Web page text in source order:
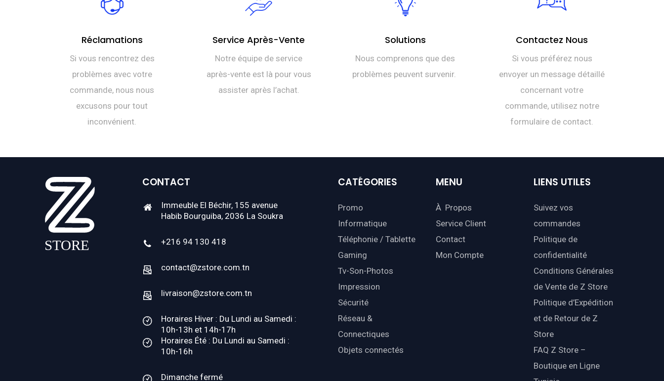
Réclamations
Si vous rencontrez des
problèmes avec votre
commande, nous nous
excusons pour tout
inconvénient.
Service Après-Vente
Notre équipe de service
après-vente est là pour vous
assister après l’achat.
Solutions
Nous comprenons que des
problèmes peuvent survenir.
Contactez Nous
Si vous préférez nous
envoyer un message détaillé
concernant votre
commande, utilisez notre
formulaire de contact.
CONTACT
Immeuble El Béchir, 155 avenue
Habib Bourguiba, 2036 La Soukra
+216 94 130 418
contact@zstore.com.tn
livraison@zstore.com.tn
Horaires Hiver : Du Lundi au Samedi :
10h-13h et 14h-17h
Horaires Été : Du Lundi au Samedi :
10h-16h
Dimanche fermé
CATÉGORIES
Promo
Informatique
Téléphonie / Tablette
Gaming
Tv-Son-Photos
Impression
Sécurité
Réseau &
Connectiques
Objets connectés
MENU
À Propos
Service Client
Contact
Mon Compte
LIENS UTILES
Suivez vos
commandes
Politique de
confidentialité
Conditions Générales
de Vente de Z Store
Politique d’Expédition
et de Retour de Z
Store
FAQ Z Store –
Boutique en Ligne